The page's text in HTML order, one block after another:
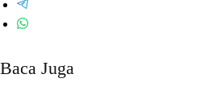
Baca Juga